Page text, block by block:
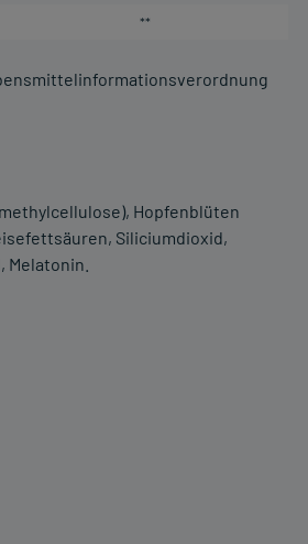
**
Hopfenblüten
Siliciumdioxid,
Melatonin.